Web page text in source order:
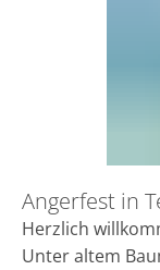
Angerfest in
Herzlich
Unter altem